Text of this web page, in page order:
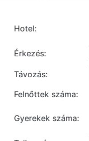
Hotel:
Érkezés:
Távozás:
Felnőttek száma:
Gyerekek száma: